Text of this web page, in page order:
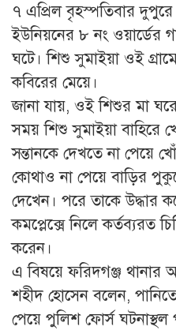
৭ এপ্রিল বৃহস্পতিবার
ইউনিয়নের ৮ নং ওয়ার্ডের
ঘটে। শিশু সুমাইয়া ওই
কবিরের মেয়ে।
জানা যায়, ওই শিশুর মা
সময় শিশু সুমাইয়া বাহিরে
সন্তানকে দেখতে না পেয়ে
কোথাও না পেয়ে বাড়ির
দেখেন। পরে তাকে উদ্ধার
কমপ্লেক্সে নিলে কর্তব্যরত
করেন।
এ বিষয়ে ফরিদগঞ্জ থানার
শহীদ হোসেন বলেন,
পেয়ে পুলিশ ফোর্স ঘটনাস্থল